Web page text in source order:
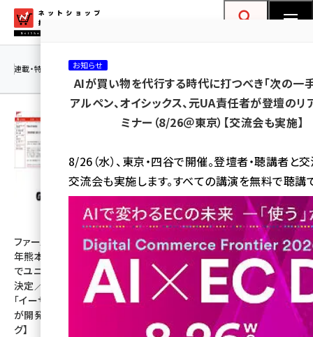
ン
ネットショップ担当者フォーラム
amazon (2253)
yahoo (1905)
楽天 (1873)
ecbeing (1210)
アスクル (1122)
base (1079)
連載・特集 | 海外
ファーストリテイリングが令和8
年熊本地震の被災地緊急支援
でユニクロ商品を2万点寄贈を
決定／女性向け空調ウェアを
「イーザッカマニアストア―ズ」
が開発【ネッ担アクセスランキン
グ】
「楽天市場」がAI戦略を公開。
「AI店長」「バーチャル試着」
「RMSバナー画像生成」の全ぼ
う【Rakuten AI Optimismレ
ポート】
お知らせ
AIが買い物を代行する時代に打つべき「次の一手
アルペン、オイシックス、元UA責任者が登壇のリ
ミナー（8/26＠東京）【交流会も実施】
8/26（水）、東京・四谷で開催。登壇者・聴講者と
交流会も実施します。すべての講演を無料で聴講